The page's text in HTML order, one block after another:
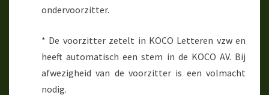
ondervoorzitter.
* De voorzitter zetelt in KOCO Letteren vzw en
heeft automatisch een stem in de KOCO AV. Bij
afwezigheid van de voorzitter is een volmacht
nodig.